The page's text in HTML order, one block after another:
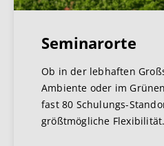
Seminarorte
Ob in der lebhaften
Ambiente oder im
fast 80 Schulungs-
größtmögliche Flexibilität.